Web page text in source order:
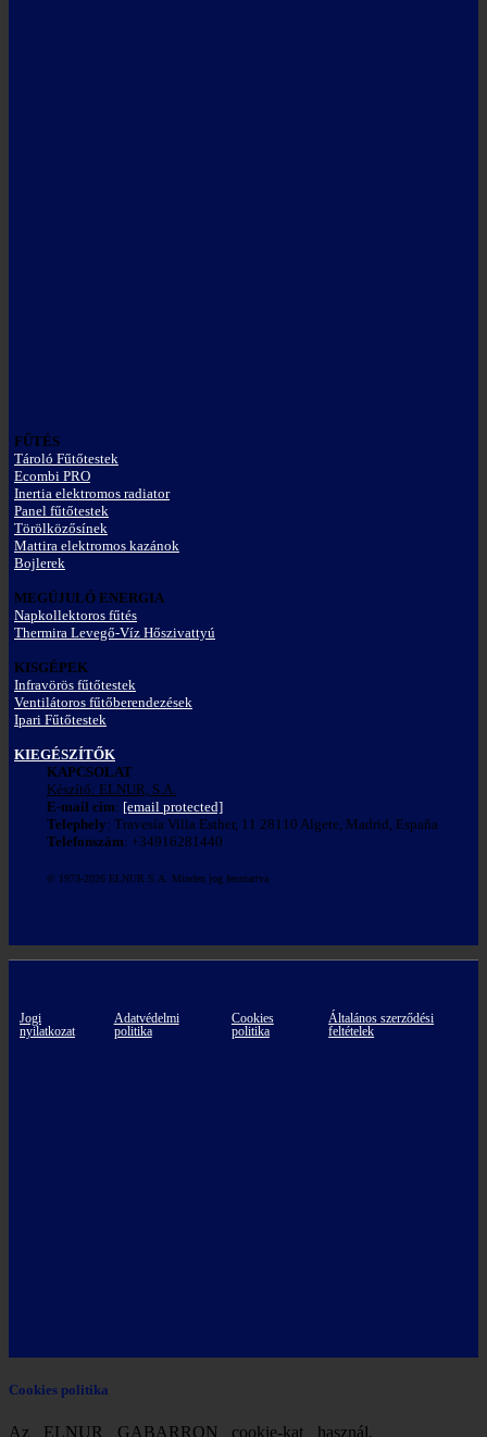
FŰTÉS
Tároló Fűtőtestek
Ecombi PRO
Inertia elektromos radiator
Panel fűtőtestek
Törölközősínek
Mattira elektromos kazánok
Bojlerek
MEGÚJULÓ ENERGIA
Napkollektoros fűtés
Thermira Levegő-Víz Hőszivattyú
KISGÉPEK
Infravörös fűtőtestek
Ventilátoros fűtőberendezések
Ipari Fűtőtestek
KIEGÉSZÍTŐK
KAPCSOLAT
Készítő: ELNUR, S.A.
E-mail cím: [email protected]
Telephely: Travesía Villa Esther, 11 28110 Algete, Madrid, España
Telefonszám: +34916281440
© 1973-2026 ELNUR S.A. Minden jog fenntartva
Jogi
nyilatkozat
Adatvédelmi
politika
Cookies
politika
Általános szerződési
feltételek
Cookies politika
Az ELNUR GABARRON cookie-kat használ,